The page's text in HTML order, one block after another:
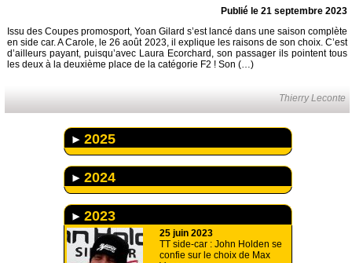
Publié le 21 septembre 2023
Issu des Coupes promosport, Yoan Gilard s’est lancé dans une saison complète
en side car. A Carole, le 26 août 2023, il explique les raisons de son choix. C’est
d’ailleurs payant, puisqu’avec Laura Ecorchard, son passager ils pointent tous
les deux à la deuxième place de la catégorie F2 ! Son (…)
Thierry Leconte
2025
2024
2023
25 juin 2023
TT side-car : John Holden se
confie sur le choix de Max